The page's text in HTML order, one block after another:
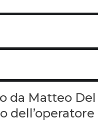
da Matteo Del
dell’operatore